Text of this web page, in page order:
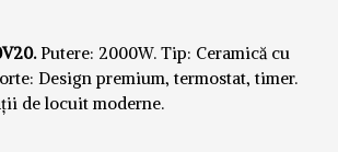
Putere: 2000W. Tip: Ceramică cu
Design premium, termostat, timer.
de locuit moderne.